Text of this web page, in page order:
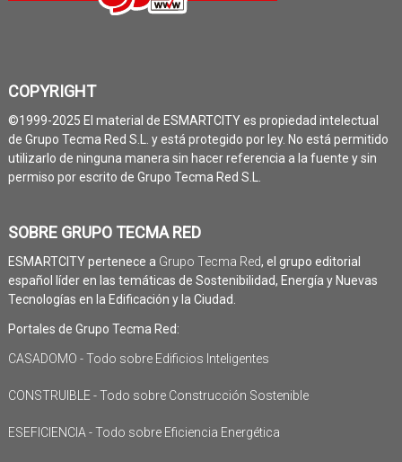
COPYRIGHT
©1999-2025 El material de ESMARTCITY es propiedad intelectual
de Grupo Tecma Red S.L. y está protegido por ley. No está permitido
utilizarlo de ninguna manera sin hacer referencia a la fuente y sin
permiso por escrito de Grupo Tecma Red S.L.
SOBRE GRUPO TECMA RED
ESMARTCITY pertenece a Grupo Tecma Red, el grupo editorial
español líder en las temáticas de Sostenibilidad, Energía y Nuevas
Tecnologías en la Edificación y la Ciudad.
Portales de Grupo Tecma Red:
CASADOMO - Todo sobre Edificios Inteligentes
CONSTRUIBLE - Todo sobre Construcción Sostenible
ESEFICIENCIA - Todo sobre Eficiencia Energética